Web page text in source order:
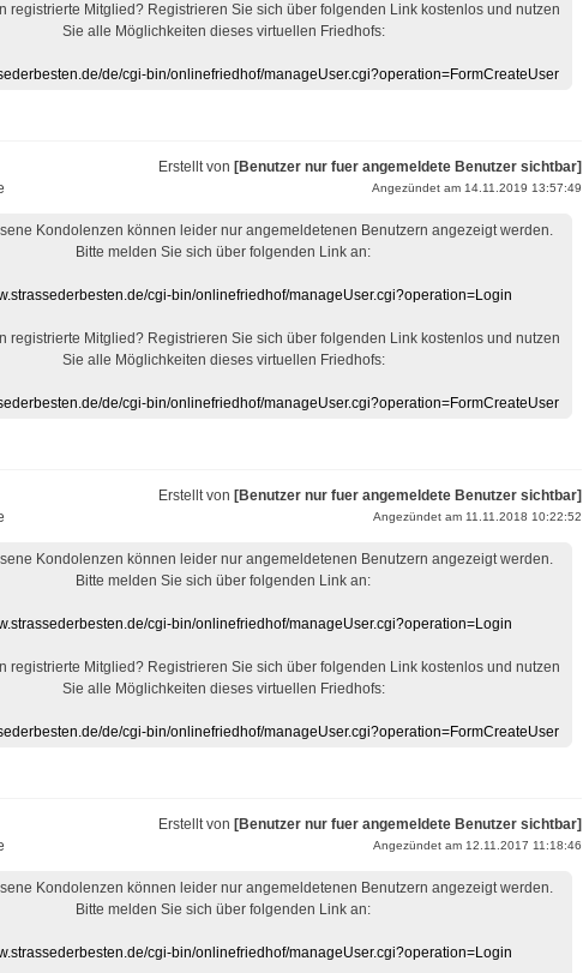
registrierte Mitglied? Registrieren Sie sich über folgenden Link kostenlos und nutzen
Sie alle Möglichkeiten dieses virtuellen Friedhofs:
de/cgi-bin/onlinefriedhof/manageUser.cgi?operation=FormCreateUser
Erstellt von [Benutzer nur fuer angemeldete Benutzer sichtbar]
Angezündet am 14.11.2019 13:57:49
Kondolenzen können leider nur angemeldetenen Benutzern angezeigt werden.
Bitte melden Sie sich über folgenden Link an:
cgi-bin/onlinefriedhof/manageUser.cgi?operation=Login
registrierte Mitglied? Registrieren Sie sich über folgenden Link kostenlos und nutzen
Sie alle Möglichkeiten dieses virtuellen Friedhofs:
de/cgi-bin/onlinefriedhof/manageUser.cgi?operation=FormCreateUser
Erstellt von [Benutzer nur fuer angemeldete Benutzer sichtbar]
Angezündet am 11.11.2018 10:22:52
Kondolenzen können leider nur angemeldetenen Benutzern angezeigt werden.
Bitte melden Sie sich über folgenden Link an:
cgi-bin/onlinefriedhof/manageUser.cgi?operation=Login
registrierte Mitglied? Registrieren Sie sich über folgenden Link kostenlos und nutzen
Sie alle Möglichkeiten dieses virtuellen Friedhofs:
de/cgi-bin/onlinefriedhof/manageUser.cgi?operation=FormCreateUser
Erstellt von [Benutzer nur fuer angemeldete Benutzer sichtbar]
Angezündet am 12.11.2017 11:18:46
Kondolenzen können leider nur angemeldetenen Benutzern angezeigt werden.
Bitte melden Sie sich über folgenden Link an:
cgi-bin/onlinefriedhof/manageUser.cgi?operation=Login